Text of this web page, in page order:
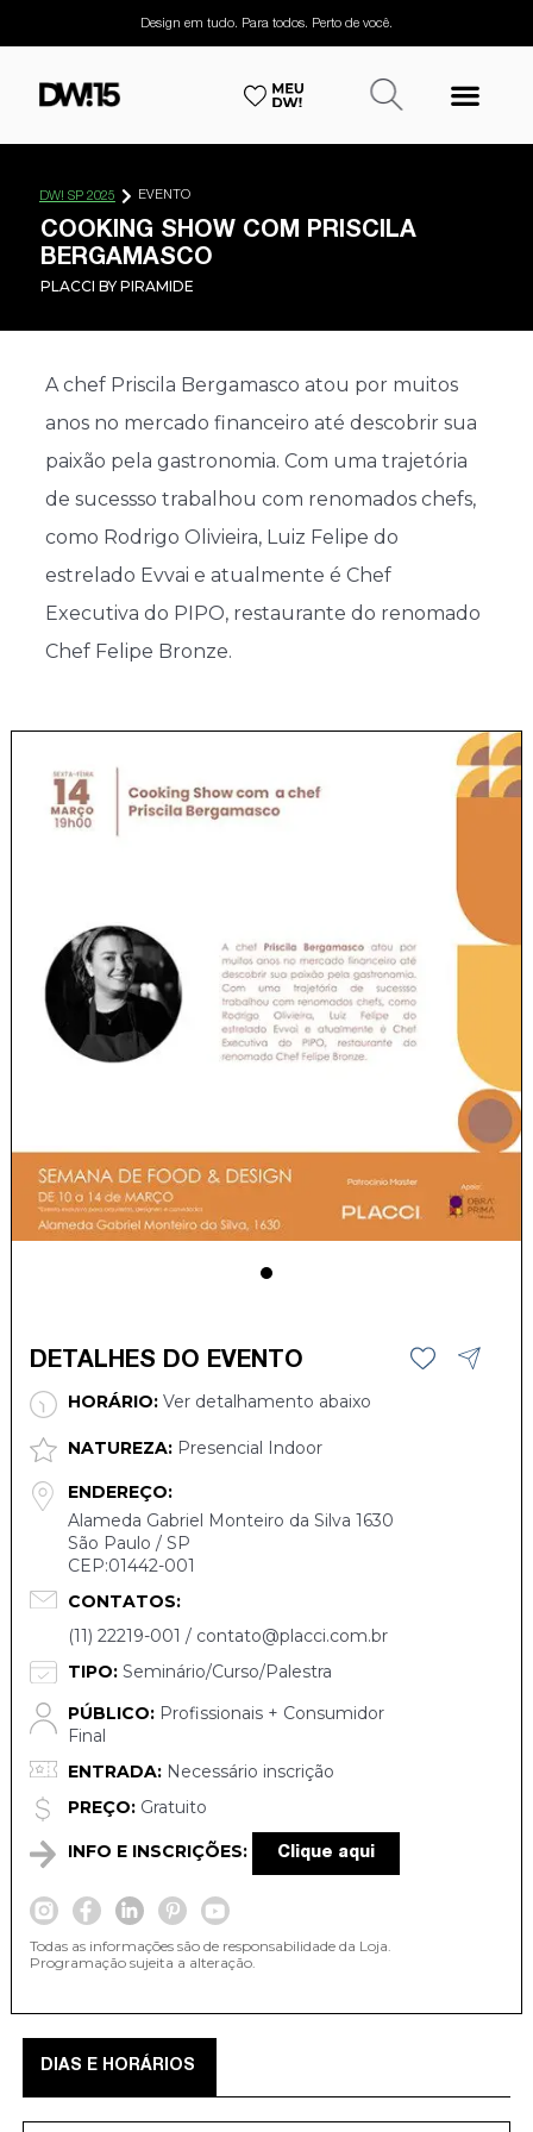
Design em tudo. Para todos. Perto de você.
DW! SP 2025 EVENTO
COOKING SHOW COM PRISCILA
BERGAMASCO
PLACCI BY PIRAMIDE
A chef Priscila Bergamasco atou por muitos
anos no mercado financeiro até descobrir sua
paixão pela gastronomia. Com uma trajetória
de sucessso trabalhou com renomados chefs,
como Rodrigo Olivieira, Luiz Felipe do
estrelado Evvai e atualmente é Chef
Executiva do PIPO, restaurante do renomado
Chef Felipe Bronze.
DETALHES DO EVENTO
HORÁRIO:Ver detalhamento abaixo
NATUREZA:Presencial Indoor
ENDEREÇO:
Alameda Gabriel Monteiro da Silva 1630
São Paulo / SP
CEP:01442-001
CONTATOS:
(11) 22219-001 / contato@placci.com.br
TIPO:Seminário/Curso/Palestra
PÚBLICO:Profissionais + Consumidor
Final
ENTRADA:Necessário inscrição
PREÇO:Gratuito
INFO E INSCRIÇÕES: Clique aqui
Todas as informações são de responsabilidade da Loja.
Programação sujeita a alteração.
DIAS E HORÁRIOS